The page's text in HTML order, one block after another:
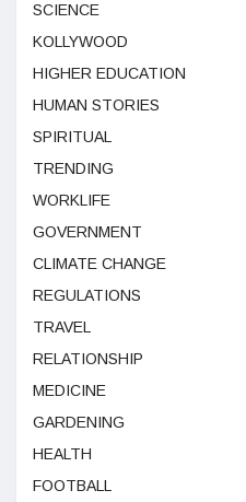
SCIENCE
KOLLYWOOD
HIGHER EDUCATION
HUMAN STORIES
SPIRITUAL
TRENDING
WORKLIFE
GOVERNMENT
CLIMATE CHANGE
REGULATIONS
TRAVEL
RELATIONSHIP
MEDICINE
GARDENING
HEALTH
FOOTBALL